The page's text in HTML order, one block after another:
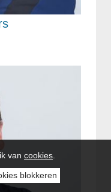
van cookies
blokkeren